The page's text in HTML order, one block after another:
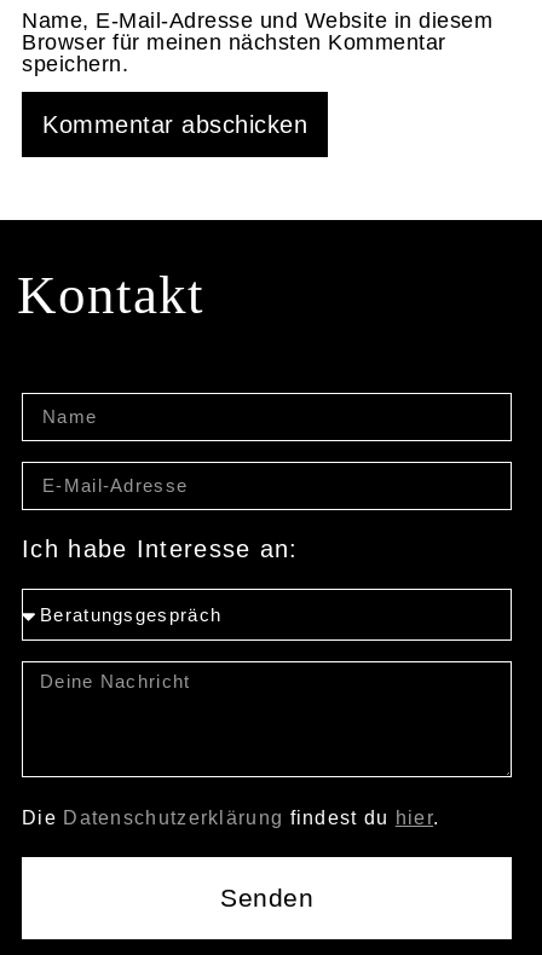
Name, E-Mail-Adresse und Website in diesem
Browser für meinen nächsten Kommentar
speichern.
Kontakt
Ich habe Interesse an:
Die Datenschutzerklärung findest du hier.
Senden